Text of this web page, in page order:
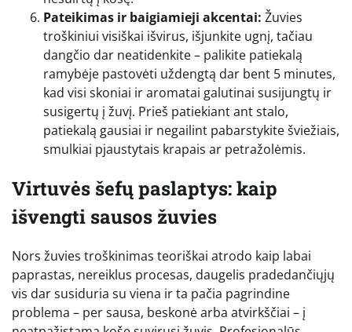
Pateikimas ir baigiamieji akcentai: Žuvies
troškiniui visiškai išvirus, išjunkite ugnį, tačiau
dangčio dar neatidenkite – palikite patiekalą
ramybėje pastovėti uždengtą dar bent 5 minutes,
kad visi skoniai ir aromatai galutinai susijungtų ir
susigertų į žuvį. Prieš patiekiant ant stalo,
patiekalą gausiai ir negailint pabarstykite šviežiais,
smulkiai pjaustytais krapais ar petražolėmis.
Virtuvės šefų paslaptys: kaip
išvengti sausos žuvies
Nors žuvies troškinimas teoriškai atrodo kaip labai
paprastas, nereiklus procesas, daugelis pradedančiųjų
vis dar susiduria su viena ir ta pačia pagrindine
problema – per sausa, beskonė arba atvirkščiai – į